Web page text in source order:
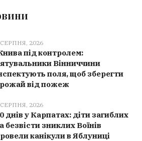
СЕРПНЯ, 2026
під контролем:
Вінниччини
поля, щоб зберегти
від пожеж
СЕРПНЯ, 2026
днів у Карпатах: діти загиблих
безвісти зниклих Воїнів
канікули в Яблуниці